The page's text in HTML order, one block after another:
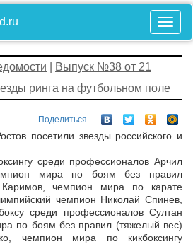
Выпуск №38 от 21
ринга на футбольном поле
Поделиться
посетили звезды российского и
среди профессионалов Арчил
мира по боям без правил
чемпион мира по карате
чемпион Николай Спинев,
среди профессионалов Султан
по боям без правил (тяжелый вес)
чемпион мира по кикбоксингу